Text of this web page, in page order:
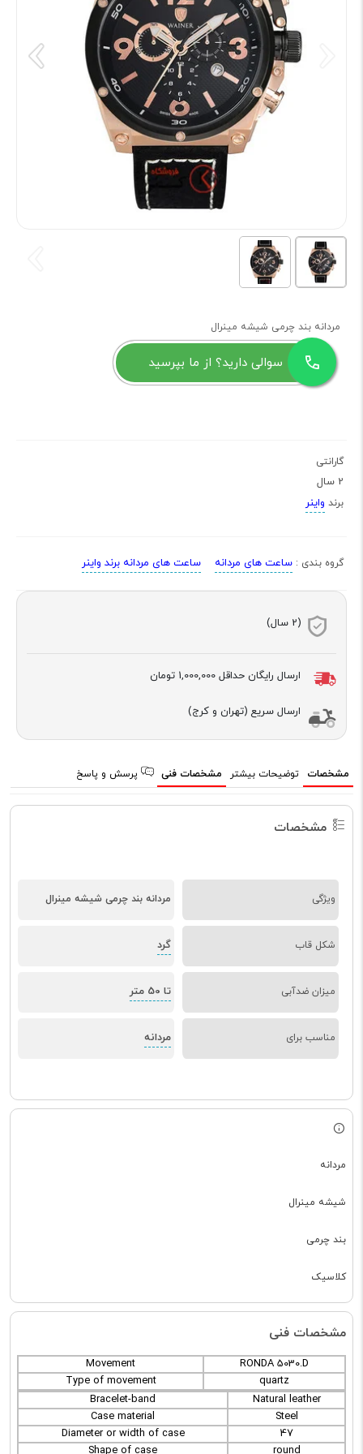
مردانه بند چرمی شیشه مینرال
سوالی دارید؟ از ما بپرسید
گارانتی
2 سال
برند واینر
گروه بندی : ساعت های مردانه ساعت های مردانه برند واینر
(2 سال)
ارسال رایگان حداقل 1,000,000 تومان
ارسال سریع (تهران و کرج)
مشخصات توضیحات بیشتر مشخصات فنی پرسش و پاسخ
مشخصات
ویژگی مردانه بند چرمی شیشه مینرال
شکل قاب گرد
میزان ضدآبی تا 50 متر
مناسب برای مردانه
مردانه
شیشه مینرال
بند چرمی
کلاسیک
مشخصات فنی
Movement
RONDA 5030.D
Type of movement
quartz
Bracelet-band
Natural leather
Case material
Steel
Diameter or width of case
47
Shape of case
round